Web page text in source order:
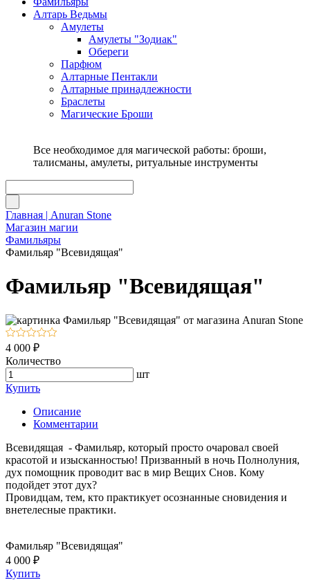
Алтарь Ведьмы
Амулеты
Амулеты "Зодиак"
Обереги
Парфюм
Алтарные Пентакли
Алтарные принадлежности
Браслеты
Магические Броши
Все необходимое для магической работы: броши,
талисманы, амулеты, ритуальные инструменты
Главная | Anuran Stone
Магазин магии
Фамильяры
Фамильяр "Всевидящая"
Фамильяр "Всевидящая"
4 000 ₽
Количество
шт
Купить
Описание
Комментарии
Всевидящая - Фамильяр, который просто очаровал своей
красотой и изысканностью! Призванный в ночь Полнолуния,
дух помощник проводит вас в мир Вещих Снов. Кому
подойдет этот дух?
Провидцам, тем, кто практикует осознанные сновидения и
внетелесные практики.
Фамильяр "Всевидящая"
4 000 ₽
Купить